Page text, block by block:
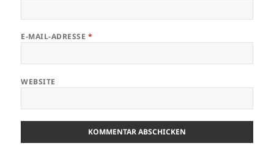
E-MAIL-ADRESSE *
WEBSITE